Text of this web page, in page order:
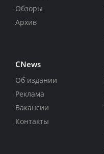
Обзоры
Архив
CNews
Об издании
Реклама
Вакансии
Контакты